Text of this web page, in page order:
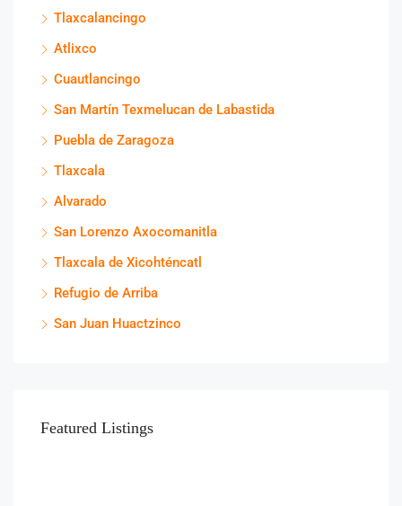
Tlaxcalancingo
Atlixco
Cuautlancingo
San Martín Texmelucan de Labastida
Puebla de Zaragoza
Tlaxcala
Alvarado
San Lorenzo Axocomanitla
Tlaxcala de Xicohténcatl
Refugio de Arriba
San Juan Huactzinco
Featured Listings